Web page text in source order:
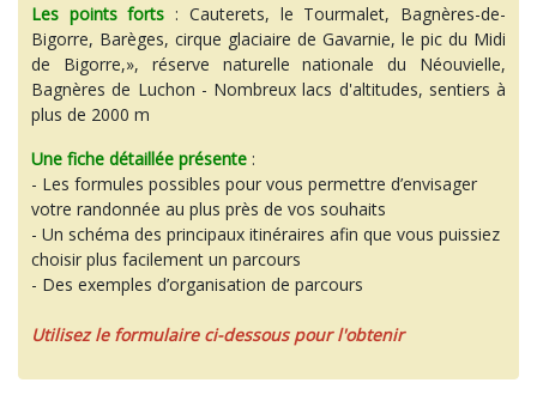
Les points forts : Cauterets, le Tourmalet, Bagnères-de-
Bigorre, Barèges, cirque glaciaire de Gavarnie, le pic du Midi
de Bigorre,», réserve naturelle nationale du Néouvielle,
Bagnères de Luchon - Nombreux lacs d'altitudes, sentiers à
plus de 2000 m
Une fiche détaillée présente :
- Les formules possibles pour vous permettre d’envisager
votre randonnée au plus près de vos souhaits
- Un schéma des principaux itinéraires afin que vous puissiez
choisir plus facilement un parcours
- Des exemples d’organisation de parcours
Utilisez le formulaire ci-dessous pour l'obtenir